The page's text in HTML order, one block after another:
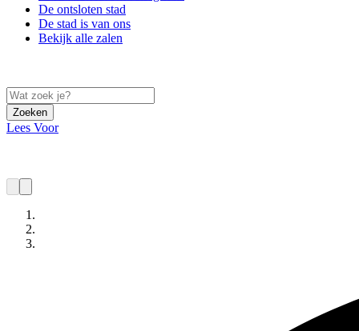
De ontsloten stad
De stad is van ons
Bekijk alle zalen
Zoeken
Lees Voor